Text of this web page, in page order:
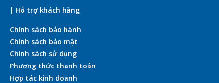
| Hỗ trợ khách hàng
Chính sách bảo hành
Chính sách bảo mật
Chính sách sử dụng
Phương thức thanh toán
Hợp tác kinh doanh